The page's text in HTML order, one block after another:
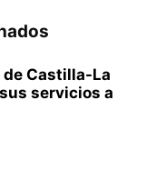
Castilla-La
servicios a